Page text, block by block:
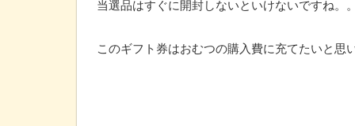
当選品はすぐに開封しないといけないですね。
このギフト券はおむつの購入費に充てたいと思